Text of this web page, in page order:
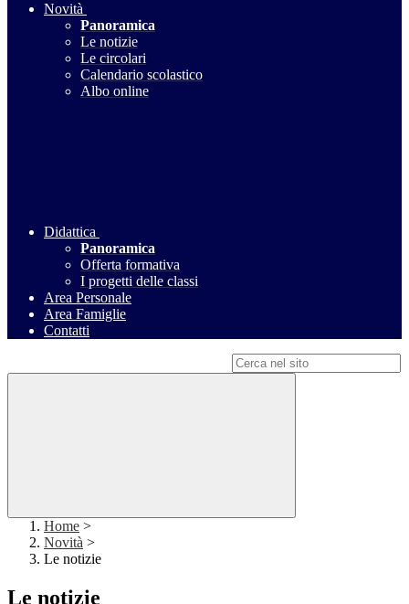
Novità
Panoramica
Le notizie
Le circolari
Calendario scolastico
Albo online
Didattica
Panoramica
Offerta formativa
I progetti delle classi
Area Personale
Area Famiglie
Contatti
Home >
Novità >
Le notizie
Le notizie